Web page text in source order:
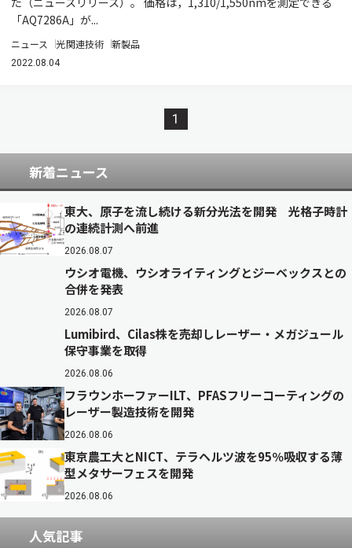
「AQ7286A」が...
ニュース 光関連技術 新製品
2022.08.04
1
新着ニュース
東大、原子を流し続ける新分光法を開発 光格子時計
の連続計測へ前進
2026.08.07
ウシオ電機、ウシオライティングとジーベックスとの
合併を発表
2026.08.07
Lumibird、Cilas株を売却しレーザー・メガジュール
保守事業を取得
2026.08.06
フラウンホーファーILT、PFASフリーコーティングの
レーザー製造技術を開発
2026.08.06
東京農工大とNICT、テラヘルツ波を95％吸収する薄
型メタサーフェスを開発
2026.08.06
人気記事